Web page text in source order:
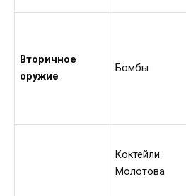
Вторичное
оружие
Бомбы
Коктейли
Молотова